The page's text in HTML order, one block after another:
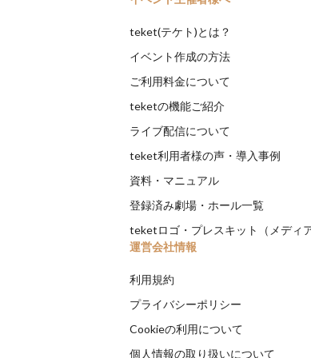
teket(テケト)とは？
イベント作成の方法
ご利用料金について
teketの機能ご紹介
ライブ配信について
teket利用者様の声・導入事例
資料・マニュアル
登録済み劇場・ホール一覧
teketロゴ・プレスキット（メディ
運営会社情報
利用規約
プライバシーポリシー
Cookieの利用について
個人情報の取り扱いについて